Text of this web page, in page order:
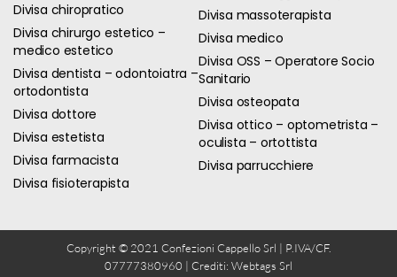
Divisa chiropratico
Divisa chirurgo estetico –
medico estetico
Divisa dentista – odontoiatra –
ortodontista
Divisa dottore
Divisa estetista
Divisa farmacista
Divisa fisioterapista
Divisa massoterapista
Divisa medico
Divisa OSS – Operatore Socio
Sanitario
Divisa osteopata
Divisa ottico – optometrista –
oculista – ortottista
Divisa parrucchiere
Copyright © 2021 Confezioni Cappello Srl | P.IVA/CF.
07777380960 | Crediti: Webtags Srl